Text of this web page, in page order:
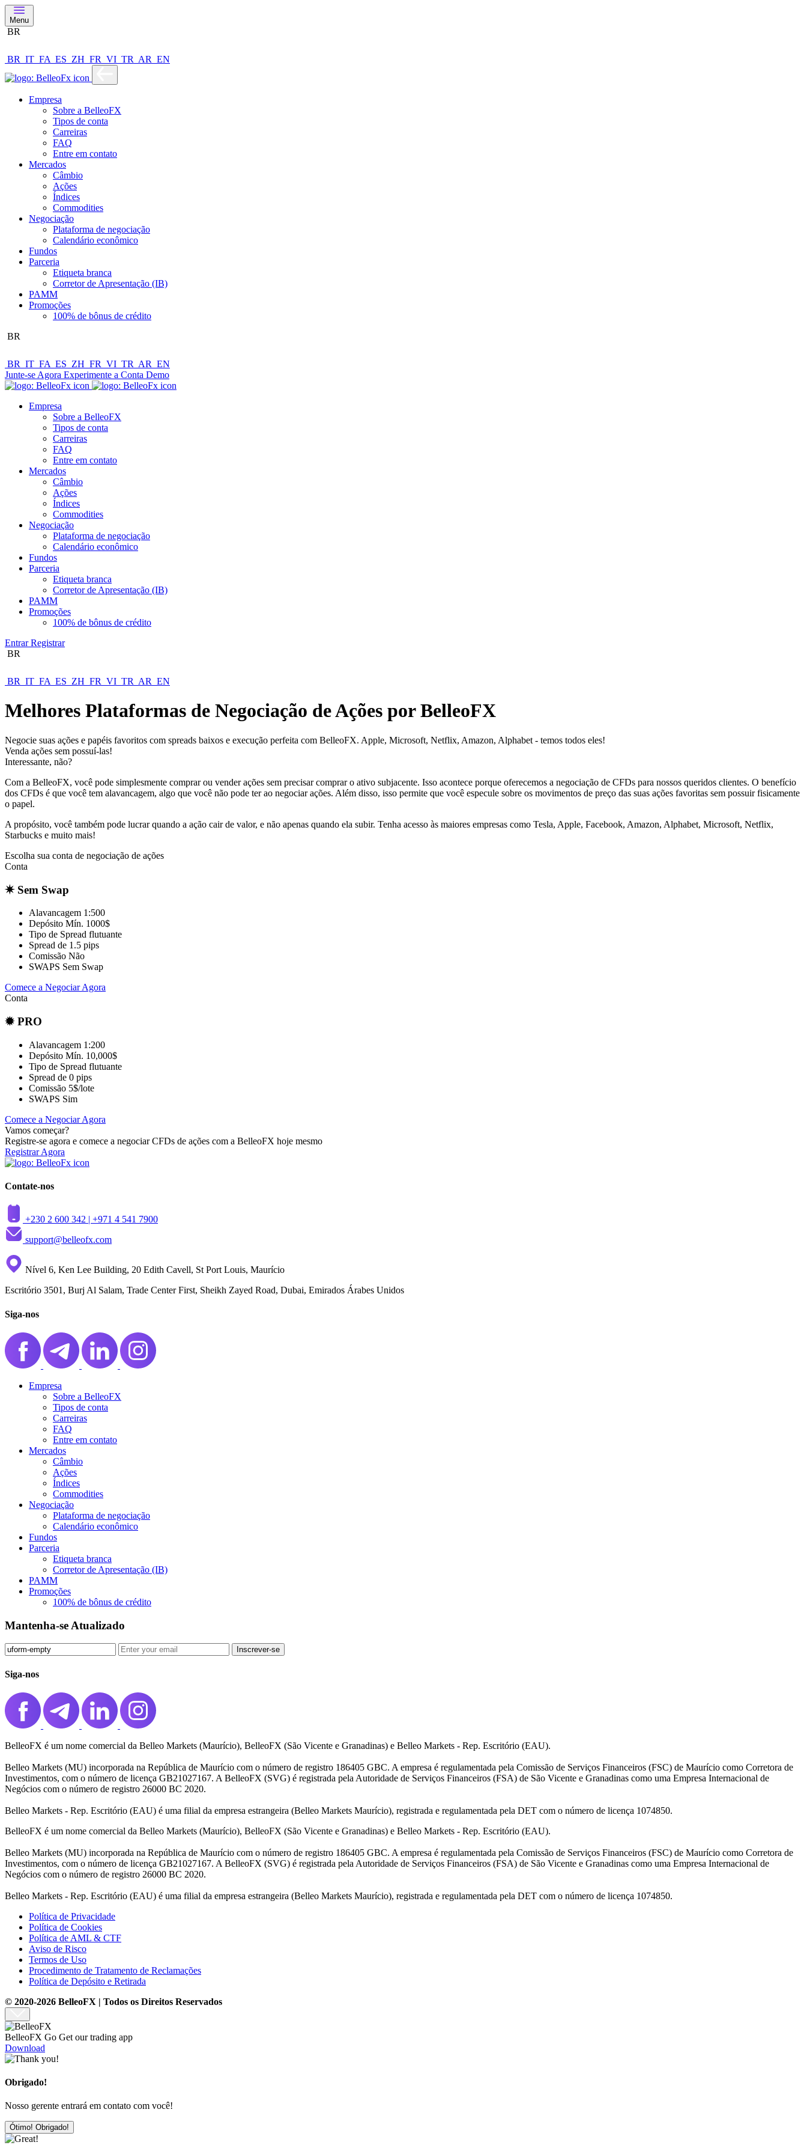
Menu
BR
BR IT FA ES ZH FR VI TR AR EN
Empresa
Sobre a BelleoFX
Tipos de conta
Carreiras
FAQ
Entre em contato
Mercados
Câmbio
Ações
Índices
Commodities
Negociação
Plataforma de negociação
Calendário econômico
Fundos
Parceria
Etiqueta branca
Corretor de Apresentação (IB)
PAMM
Promoções
100% de bônus de crédito
BR
BR IT FA ES ZH FR VI TR AR EN
Junte-se Agora Experimente a Conta Demo
Empresa
Sobre a BelleoFX
Tipos de conta
Carreiras
FAQ
Entre em contato
Mercados
Câmbio
Ações
Índices
Commodities
Negociação
Plataforma de negociação
Calendário econômico
Fundos
Parceria
Etiqueta branca
Corretor de Apresentação (IB)
PAMM
Promoções
100% de bônus de crédito
EntrarRegistrar
BR
BR IT FA ES ZH FR VI TR AR EN
Melhores Plataformas de Negociação de Ações por BelleoFX
Negocie suas ações e papéis favoritos com spreads baixos e execução perfeita com BelleoFX. Apple, Microsoft, Netflix, Amazon, Alphabet - temos todos eles!
Venda ações sem possuí-las!
Interessante, não?
Com a BelleoFX, você pode simplesmente comprar ou vender ações sem precisar comprar o ativo subjacente. Isso acontece porque oferecemos a negociação de CFDs para nossos queridos clientes. O benefício
dos CFDs é que você tem alavancagem, algo que você não pode ter ao negociar ações. Além disso, isso permite que você especule sobre os movimentos de preço das suas ações favoritas sem possuir fisicamente
o papel.
A propósito, você também pode lucrar quando a ação cair de valor, e não apenas quando ela subir. Tenha acesso às maiores empresas como Tesla, Apple, Facebook, Amazon, Alphabet, Microsoft, Netflix,
Starbucks e muito mais!
Escolha sua conta de negociação de ações
Conta
✷ Sem Swap
Alavancagem 1:500
Depósito Mín. 1000$
Tipo de Spread flutuante
Spread de 1.5 pips
Comissão Não
SWAPS Sem Swap
Comece a Negociar Agora
Conta
✹ PRO
Alavancagem 1:200
Depósito Mín. 10,000$
Tipo de Spread flutuante
Spread de 0 pips
Comissão 5$/lote
SWAPS Sim
Comece a Negociar Agora
Vamos começar?
Registre-se agora e comece a negociar CFDs de ações com a BelleoFX hoje mesmo
Registrar Agora
Contate-nos
+230 2 600 342 | +971 4 541 7900
support@belleofx.com
Nível 6, Ken Lee Building, 20 Edith Cavell, St Port Louis, Maurício
Escritório 3501, Burj Al Salam, Trade Center First, Sheikh Zayed Road, Dubai, Emirados Árabes Unidos
Siga-nos
Empresa
Sobre a BelleoFX
Tipos de conta
Carreiras
FAQ
Entre em contato
Mercados
Câmbio
Ações
Índices
Commodities
Negociação
Plataforma de negociação
Calendário econômico
Fundos
Parceria
Etiqueta branca
Corretor de Apresentação (IB)
PAMM
Promoções
100% de bônus de crédito
Mantenha-se Atualizado
Inscrever-se️
Siga-nos
BelleoFX é um nome comercial da Belleo Markets (Maurício), BelleoFX (São Vicente e Granadinas) e Belleo Markets - Rep. Escritório (EAU).
Belleo Markets (MU) incorporada na República de Maurício com o número de registro 186405 GBC. A empresa é regulamentada pela Comissão de Serviços Financeiros (FSC) de Maurício como Corretora de
Investimentos, com o número de licença GB21027167. A BelleoFX (SVG) é registrada pela Autoridade de Serviços Financeiros (FSA) de São Vicente e Granadinas como uma Empresa Internacional de
Negócios com o número de registro 26000 BC 2020.
Belleo Markets - Rep. Escritório (EAU) é uma filial da empresa estrangeira (Belleo Markets Maurício), registrada e regulamentada pela DET com o número de licença 1074850.
BelleoFX é um nome comercial da Belleo Markets (Maurício), BelleoFX (São Vicente e Granadinas) e Belleo Markets - Rep. Escritório (EAU).
Belleo Markets (MU) incorporada na República de Maurício com o número de registro 186405 GBC. A empresa é regulamentada pela Comissão de Serviços Financeiros (FSC) de Maurício como Corretora de
Investimentos, com o número de licença GB21027167. A BelleoFX (SVG) é registrada pela Autoridade de Serviços Financeiros (FSA) de São Vicente e Granadinas como uma Empresa Internacional de
Negócios com o número de registro 26000 BC 2020.
Belleo Markets - Rep. Escritório (EAU) é uma filial da empresa estrangeira (Belleo Markets Maurício), registrada e regulamentada pela DET com o número de licença 1074850.
Política de Privacidade
Política de Cookies
Política de AML & CTF
Aviso de Risco
Termos de Uso
Procedimento de Tratamento de Reclamações
Política de Depósito e Retirada
© 2020-2026 BelleoFX | Todos os Direitos Reservados
BelleoFX Go Get our trading app
Download
Obrigado!
Nosso gerente entrará em contato com você!
Ótimo! Obrigado!